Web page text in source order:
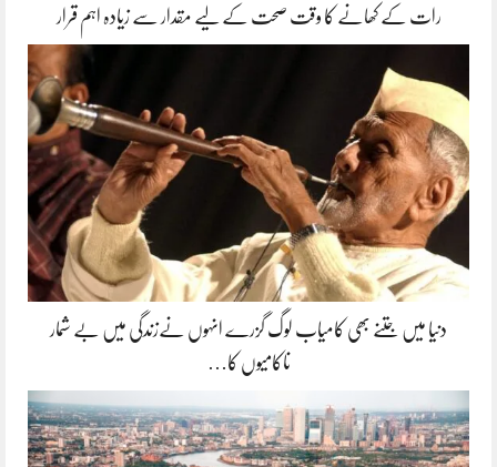
رات کے کھانے کا وقت صحت کے لیے مقدار سے زیادہ اہم قرار
دنیا میں جتنے بھی کامیاب لوگ گزرے انہوں نےزندگی میں بے شمار
ناکامیوں کا…